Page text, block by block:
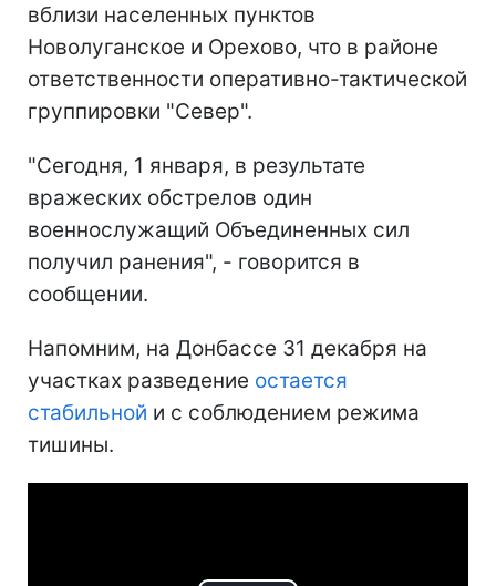
вблизи населенных пунктов
Новолуганское и Орехово, что в районе
ответственности оперативно-тактической
группировки "Север".
"Сегодня, 1 января, в результате
вражеских обстрелов один
военнослужащий Объединенных сил
получил ранения", - говорится в
сообщении.
Напомним, на Донбассе 31 декабря на
участках разведение остается
стабильной и с соблюдением режима
тишины.